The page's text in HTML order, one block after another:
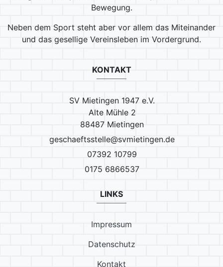
Bewegung.
Neben dem Sport steht aber vor allem das Miteinander
und das gesellige Vereinsleben im Vordergrund.
KONTAKT
SV Mietingen 1947 e.V.
Alte Mühle 2
88487 Mietingen
geschaeftsstelle@svmietingen.de
07392 10799
0175 6866537
LINKS
Impressum
Datenschutz
Kontakt